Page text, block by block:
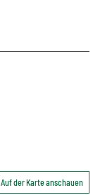
Auf der Karte anschauen